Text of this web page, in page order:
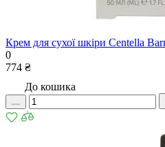
Крем для сухої шкіри Centella
0
774 ₴
До кошика